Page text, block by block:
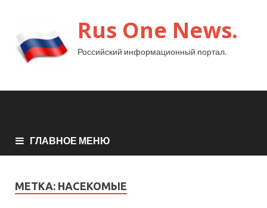
Rus One News.
Российский информационный портал.
ГЛАВНОЕ МЕНЮ
МЕТКА: НАСЕКОМЫЕ